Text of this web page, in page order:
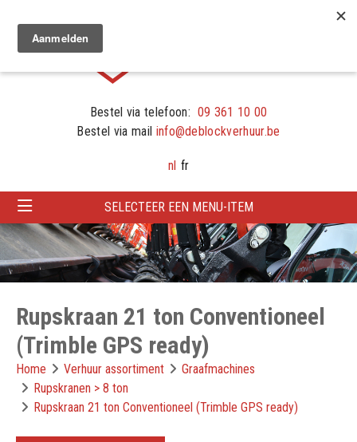
Bestel via telefoon: 09 361 10 00
Bestel via mail info@deblockverhuur.be
nl fr
SELECTEER EEN MENU-ITEM
Rupskraan 21 ton Conventioneel
(Trimble GPS ready)
Home Verhuur assortiment
Graafmachines
Rupskranen > 8 ton
Rupskraan 21 ton Conventioneel (Trimble GPS ready)